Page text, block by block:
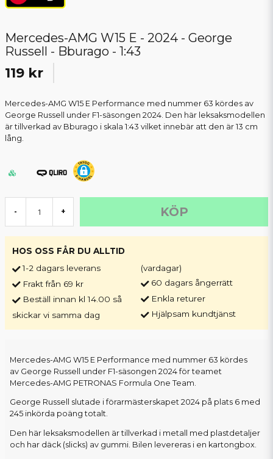
Mercedes-AMG W15 E - 2024 - George
Russell - Bburago - 1:43
119 kr
Mercedes-AMG W15 E Performance med nummer 63 kördes av
George Russell under F1-säsongen 2024. Den här leksaksmodellen
är tillverkad av Bburago i skala 1:43 vilket innebär att den är 13 cm
lång.
- + KÖP
HOS OSS FÅR DU ALLTID
1-2 dagars leverans
Frakt från 69 kr
Beställ innan kl 14.00 så
skickar vi samma dag
(vardagar)
60 dagars ångerrätt
Enkla returer
Hjälpsam kundtjänst
Mercedes-AMG W15 E Performance med nummer 63 kördes
av George Russell under F1-säsongen 2024 för teamet
Mercedes-AMG PETRONAS Formula One Team.
George Russell slutade i förarmästerskapet 2024 på plats 6 med
245 inkörda poäng totalt.
Den här leksaksmodellen är tillverkad i metall med plastdetaljer
och har däck (slicks) av gummi. Bilen levereras i en kartongbox.